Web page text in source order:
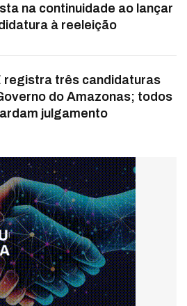
na continuidade ao lançar
à reeleição
registra três candidaturas
do Amazonas; todos
julgamento